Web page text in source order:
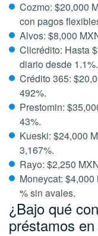
Cozmo: $20,000
con pagos
Alvos: $8,000
Clicrédito: Hasta
diario desde 1.1%.
Crédito 365:
492%.
Prestomin:
43%.
Kueski: $24,000
3,167%.
Rayo: $2,250
Moneycat:
% sin avales.
¿Bajo qué
préstamos